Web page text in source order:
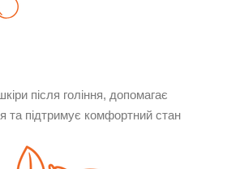
після гоління, допомагає
та підтримує комфортний стан